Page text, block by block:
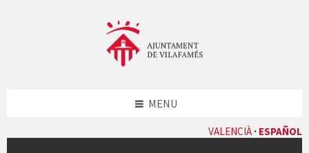
VALENCIÀ ESPAÑOL
MENU